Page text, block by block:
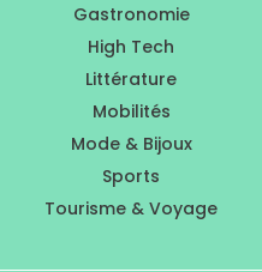
Gastronomie
High Tech
Littérature
Mobilités
Mode & Bijoux
Sports
Tourisme & Voyage